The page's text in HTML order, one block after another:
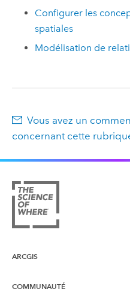
Configurer les
spatiales
Modélisation de
Vous avez un
concernant cette
ARCGIS
Vue d’ensemble d’ArcGIS
COMMUNAUTÉ